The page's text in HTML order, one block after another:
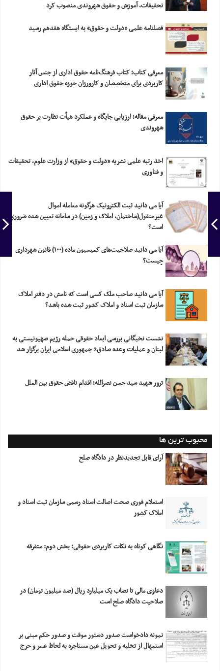
تحقیقات، آموزش و حقوق شهروندی منصوب کرد
فصلنامه علمی «دولت و حقوق» به ایستگاه هفدهم رسید
معرفی کتاب؛ کتاب فرهنگ‌نامه حقوق اداری از جنس آثار
کاربردی برای متخصصان و کارورزان حوزه حقوق اداری
معرفی مقاله؛ ارزیابی‎ ‎جایگاه و عملکرد هیأت نظارت بر حقوق
شهروندی
اخذ رتبه علمی نشریه «دولت و حقوق» از وزارت علوم، تحقیقات
و فناوری
آیا می دانید ثبت الکترونیک هرگونه معامله اموال
غیرمنقول(ساختمان، املاک و زمین) در سامانه تعیین شده ضروری
است؟
آیا می دانید صلاحیت‌های کمیسیون ماده (۱۰۰) قانون شهرداری
چیست؟
آیا می دانید صاحب ملک کسی است که نامش در دفتر املاک
سازمان ثبت اسناد و املاک کشور ثبت شده باشد؟
نشست نخبگانی بررسی ابعاد حقوقی حمله رژیم صهیونیستی به
لبنان و عملیات وعده صادق2 جمهوری اسلامی ایران برگزار شد
ترور شهید سید حسن نصرالله؛ اقدام ناقض حقوق بین الملل
محبوب ترین ها
آرای قابل تجدیدنظر در دادگاه صلح
استعلام فورى صحت اصالت اسناد رسمى سازمان ثبت اسناد و
املاک کشور
نگاهی کوتاه به نکات کاربردی حقوقی؛ بخش دوم: متفرقه
دعاوی مالی تا نصاب یک میلیارد ریال (صد میلیون تومان) در
صلاحیت دادگاه صلح است
نمونه دادخواست صدور دستور موقت و صدور حکم مبنی بر
استمهال از تخلیه و تحویل عین مستاجره به لحاظ عسر و حرج